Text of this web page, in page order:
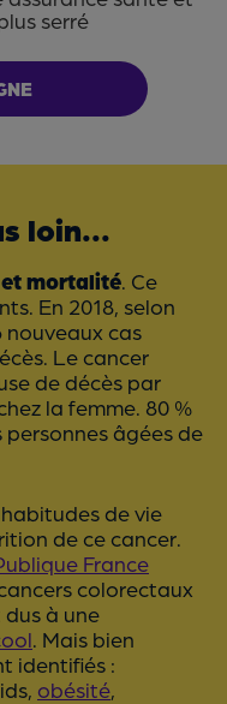
serré
loin...
et mortalité . Ce
En 2018, selon
nouveaux cas
Le cancer
de décès par
la femme. 80 %
personnes âgées de
habitudes de vie
de ce cancer.
France
colorectaux
dus à une
. Mais bien
identifiés :
obésité